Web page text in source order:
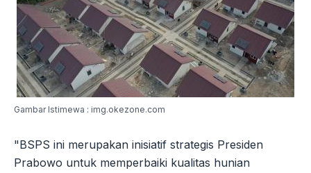
Gambar Istimewa : img.okezone.com
"BSPS ini merupakan inisiatif strategis Presiden
Prabowo untuk memperbaiki kualitas hunian